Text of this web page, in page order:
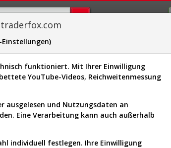
Visualizations
Kunden verfügbar
funktioniert. Mit Ihrer Einwilligung
YouTube-Videos, Reichweitenmessung
ausgelesen und Nutzungsdaten an
Eine Verarbeitung kann auch außerhalb
individuell festlegen. Ihre Einwilligung